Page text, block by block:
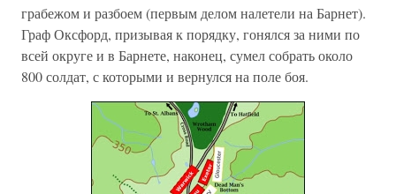
грабежом и разбоем (первым делом налетели на Барнет).
Граф Оксфорд, призывая к порядку, гонялся за ними по
всей округе и в Барнете, наконец, сумел собрать около
800 солдат, с которыми и вернулся на поле боя.